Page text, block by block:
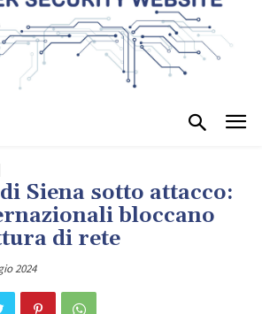
Siena sotto attacco:
bloccano
di rete
2024